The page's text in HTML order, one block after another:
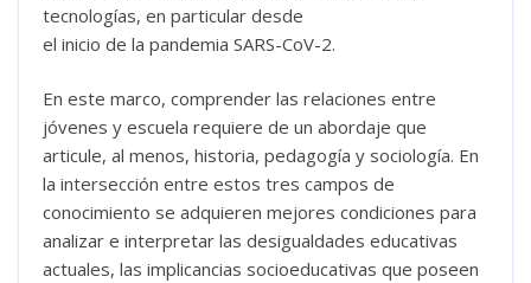
tecnologías, en particular desde
el inicio de la pandemia SARS-CoV-2.
En este marco, comprender las relaciones entre
jóvenes y escuela requiere de un abordaje que
articule, al menos, historia, pedagogía y sociología. En
la intersección entre estos tres campos de
conocimiento se adquieren mejores condiciones para
analizar e interpretar las desigualdades educativas
actuales, las implicancias socioeducativas que poseen